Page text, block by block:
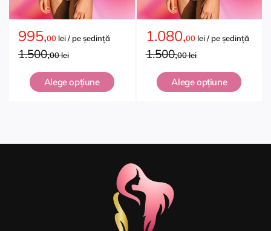
995,00 lei / pe ședință
1.500,00 lei
Alege opțiune
1.080,00lei / pe ședință
1.500,00 lei
Alege opțiune